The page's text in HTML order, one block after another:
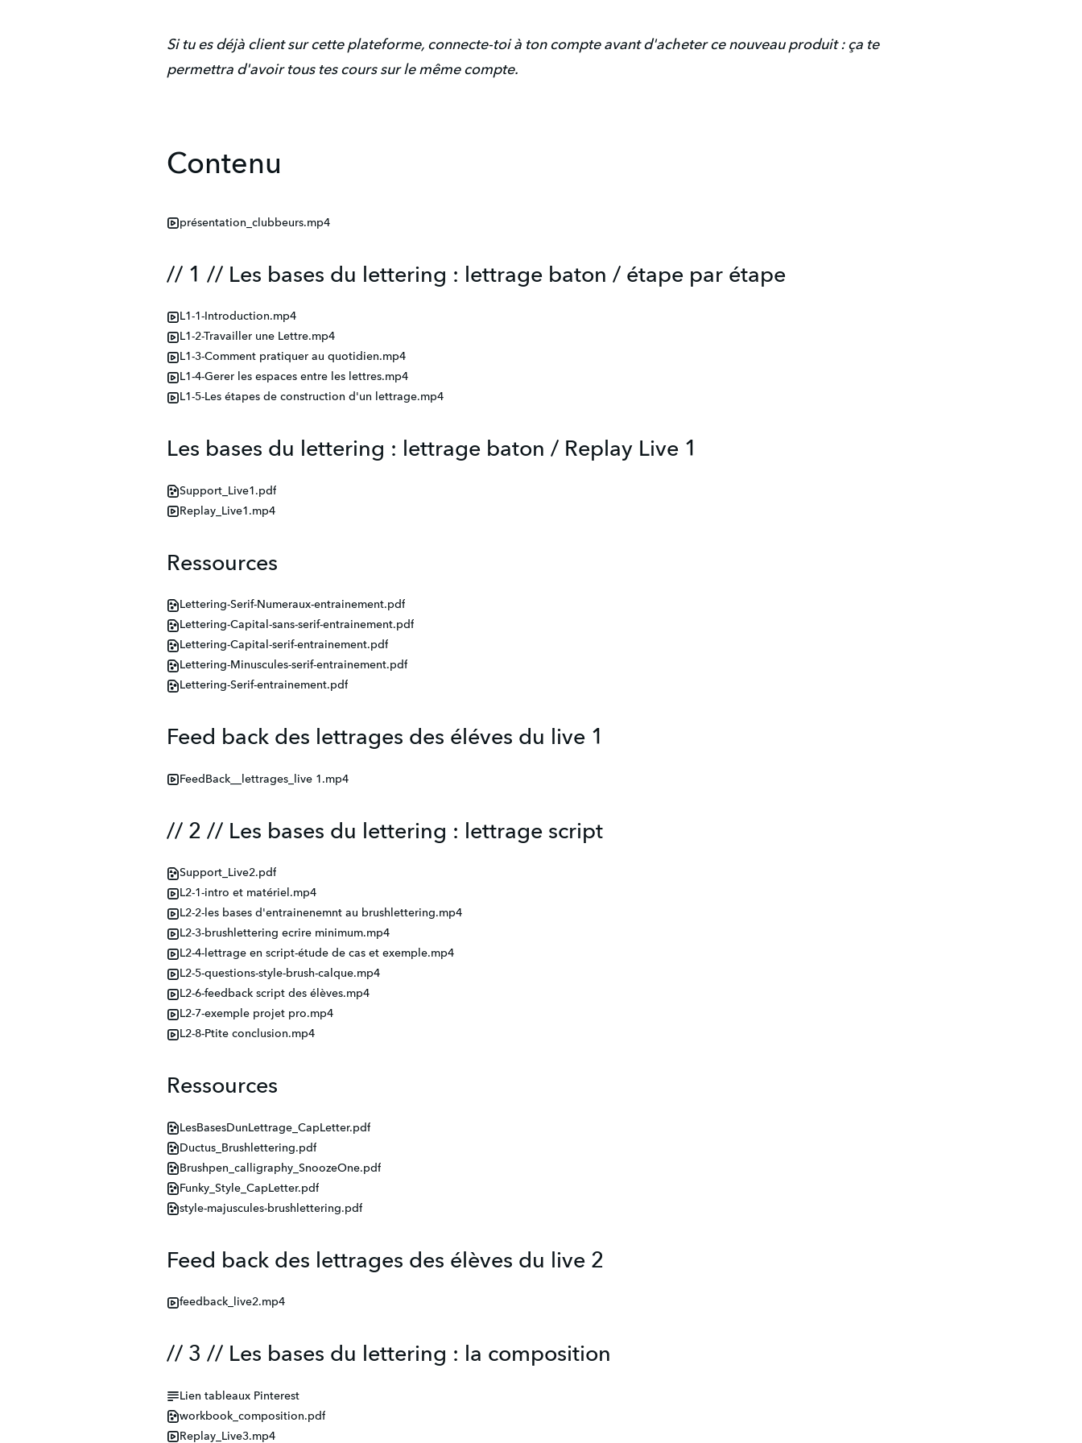
Si tu es déjà client sur cette plateforme, connecte-toi à ton compte avant d'acheter ce nouveau produit : ça te
permettra d'avoir tous tes cours sur le même compte.
Contenu
présentation_clubbeurs.mp4
// 1 // Les bases du lettering : lettrage baton / étape par étape
L1-1-Introduction.mp4
L1-2-Travailler une Lettre.mp4
L1-3-Comment pratiquer au quotidien.mp4
L1-4-Gerer les espaces entre les lettres.mp4
L1-5-Les étapes de construction d'un lettrage.mp4
Les bases du lettering : lettrage baton / Replay Live 1
Support_Live1.pdf
Replay_Live1.mp4
Ressources
Lettering-Serif-Numeraux-entrainement.pdf
Lettering-Capital-sans-serif-entrainement.pdf
Lettering-Capital-serif-entrainement.pdf
Lettering-Minuscules-serif-entrainement.pdf
Lettering-Serif-entrainement.pdf
Feed back des lettrages des éléves du live 1
FeedBack__lettrages_live 1.mp4
// 2 // Les bases du lettering : lettrage script
Support_Live2.pdf
L2-1-intro et matériel.mp4
L2-2-les bases d'entrainenemnt au brushlettering.mp4
L2-3-brushlettering ecrire minimum.mp4
L2-4-lettrage en script-étude de cas et exemple.mp4
L2-5-questions-style-brush-calque.mp4
L2-6-feedback script des élèves.mp4
L2-7-exemple projet pro.mp4
L2-8-Ptite conclusion.mp4
Ressources
LesBasesDunLettrage_CapLetter.pdf
Ductus_Brushlettering.pdf
Brushpen_calligraphy_SnoozeOne.pdf
Funky_Style_CapLetter.pdf
style-majuscules-brushlettering.pdf
Feed back des lettrages des élèves du live 2
feedback_live2.mp4
// 3 // Les bases du lettering : la composition
Lien tableaux Pinterest
workbook_composition.pdf
Replay_Live3.mp4